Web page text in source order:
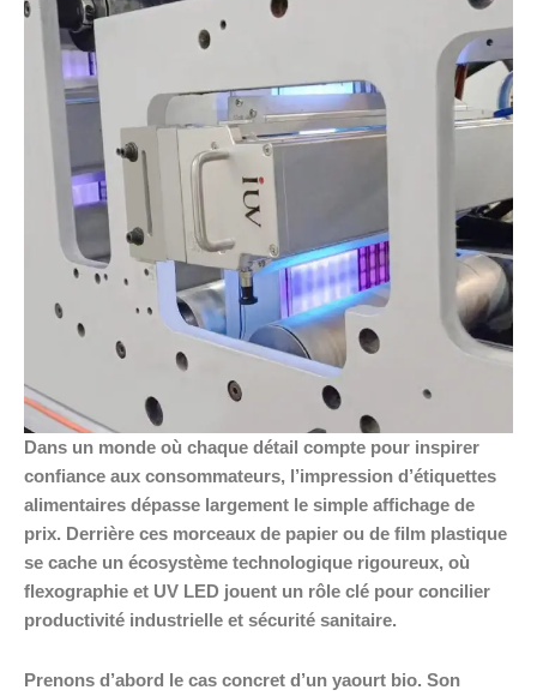
Dans un monde où chaque détail compte pour inspirer
confiance aux consommateurs, l’impression d’étiquettes
alimentaires dépasse largement le simple affichage de
prix. Derrière ces morceaux de papier ou de film plastique
se cache un écosystème technologique rigoureux, où
flexographie et UV LED jouent un rôle clé pour concilier
productivité industrielle et sécurité sanitaire.
Prenons d’abord le cas concret d’un yaourt bio. Son